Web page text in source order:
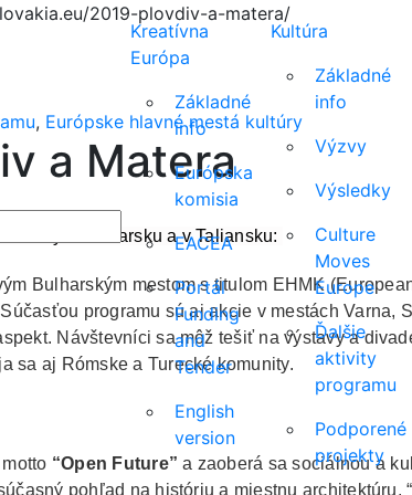
2019-plovdiv-a-matera/
Kreatívna
Európa
Základné
info
Európska
komisia
EACEA
Portál
Funding
and
Tender
English
version
Kultúra
Základné
info
Výzvy
Výsledky
Culture
Moves
Europe
Ďalšie
aktivity
programu
Podporené
projekty
, Európske hlavné mestá kultúry
a Matera
v Bulharsku a v Taliansku:
Bulharským mestom s titulom EHMK
programu sú aj akcie v mestách Varna,
Návštevníci sa môž tešiť na výstavy a
sa aj Rómske a Turecké komunity.
“Open Future”a zaoberá sa sociálnou a
pohľad na históriu a miestnu